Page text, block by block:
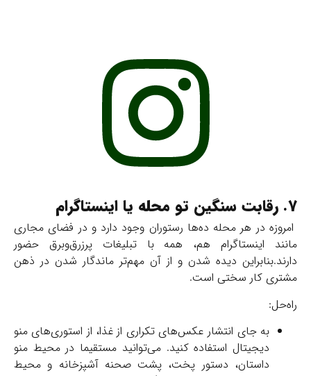
7. رقابت سنگین تو محله یا اینستاگرام
امروزه در هر محله ده‌ها رستوران وجود دارد و در فضای مجاری
مانند اینستاگرام هم، همه با تبلیغات پرزرق‌وبرق حضور
دارند.بنابراین دیده شدن و از آن مهم‌تر ماندگار شدن در ذهن
مشتری کار سختی است.
راه‌حل:
به جای انتشار عکس‌های تکراری از غذا، از استوری‌های منو
دیجیتال استفاده کنید. می‌توانید مستقیما در محیط منو
داستان، دستور پخت، پشت صحنه آشپزخانه و محیط